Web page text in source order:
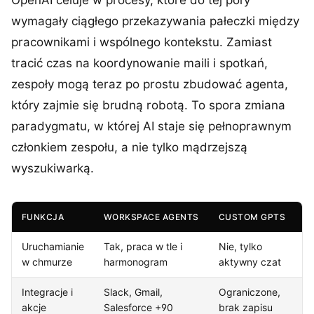
wymagały ciągłego przekazywania pałeczki między
pracownikami i wspólnego kontekstu. Zamiast
tracić czas na koordynowanie maili i spotkań,
zespoły mogą teraz po prostu zbudować agenta,
który zajmie się brudną robotą. To spora zmiana
paradygmatu, w której AI staje się pełnoprawnym
członkiem zespołu, a nie tylko mądrzejszą
wyszukiwarką.
FUNKCJA WORKSPACE AGENTS CUSTOM GPTS
Uruchamianie
w chmurze
Tak, praca w tle i
harmonogram
Nie, tylko
aktywny czat
Integracje i
akcje
Slack, Gmail,
Salesforce +90
Ograniczone,
brak zapisu